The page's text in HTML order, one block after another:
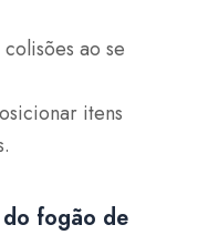
ao se
itens
fogão de